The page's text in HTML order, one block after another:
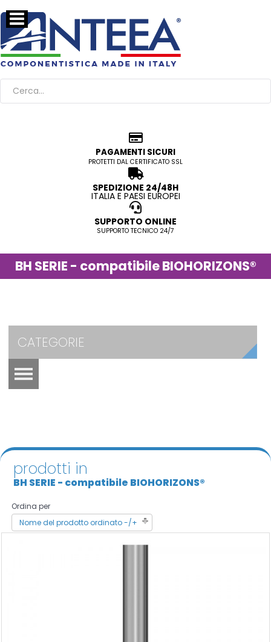
PAGAMENTI SICURI
PROTETTI DAL CERTIFICATO SSL
SPEDIZIONE 24/48H
ITALIA E PAESI EUROPEI
SUPPORTO ONLINE
SUPPORTO TECNICO 24/7
BH SERIE - compatibile BIOHORIZONS®
CATEGORIE
prodotti in
BH SERIE - compatibile BIOHORIZONS®
Ordina per
Nome del prodotto ordinato -/+